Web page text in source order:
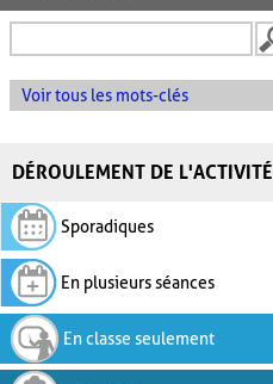
Voir tous les mots-clés
DÉROULEMENT DE L'ACTIVITÉ
Sporadiques
En plusieurs séances
En classe seulement